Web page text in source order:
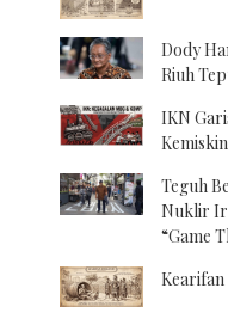
Dody
Riuh
IKN
Teguh
Nuklir
“Game
Kearifan